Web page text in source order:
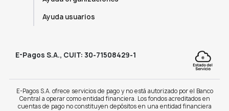
Ayuda usuarios
E-Pagos S.A., CUIT: 30-71508429-1
E-Pagos S.A. ofrece servicios de pago y no está autorizado por el Banco
Central a operar como entidad financiera. Los fondos acreditados en
cuentas de pago no constituyen depósitos en una entidad financiera